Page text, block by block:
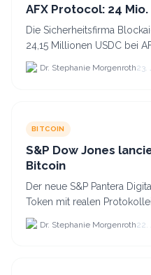
AFX Protocol: 24
Die Sicherheitsfirma
24,15 Millionen USDC bei
Dr. Stephanie Morgenroth23.
BITCOIN
S&P Dow Jones
Bitcoin
Der neue S&P Pantera
Token mit realen
aufgrund fehlender Erträge
Dr. Stephanie Morgenroth22.